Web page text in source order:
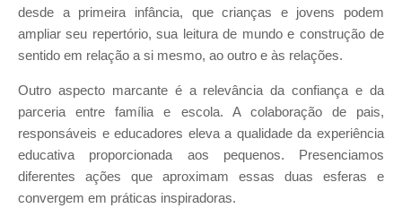
desde a primeira infância, que crianças e jovens podem
ampliar seu repertório, sua leitura de mundo e construção de
sentido em relação a si mesmo, ao outro e às relações.
Outro aspecto marcante é a relevância da confiança e da
parceria entre família e escola. A colaboração de pais,
responsáveis e educadores eleva a qualidade da experiência
educativa proporcionada aos pequenos. Presenciamos
diferentes ações que aproximam essas duas esferas e
convergem em práticas inspiradoras.